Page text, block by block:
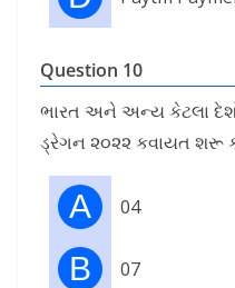
Question 10
ભારત અને અન્ય કેટલા
ડ્રેગન ૨૦૨૨ કવાયત શરૂ
A 04
B 07